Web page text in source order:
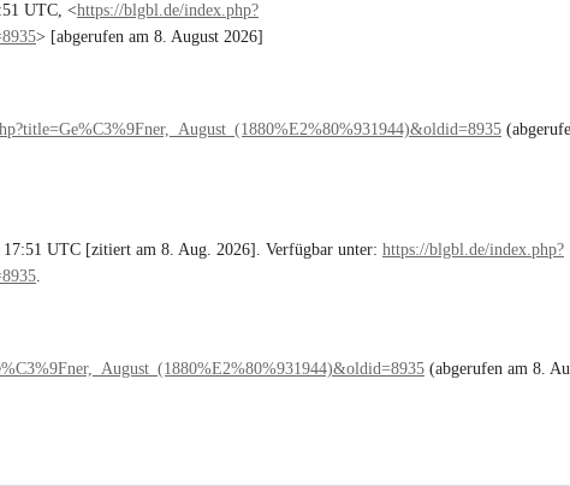
UTC, <https://blgbl.de/index.php?
> [abgerufen am 8. August 2026]
UTC [zitiert am 8. Aug. 2026]. Verfügbar unter: https://blgbl.de/index.php?
(abgerufen am 8.